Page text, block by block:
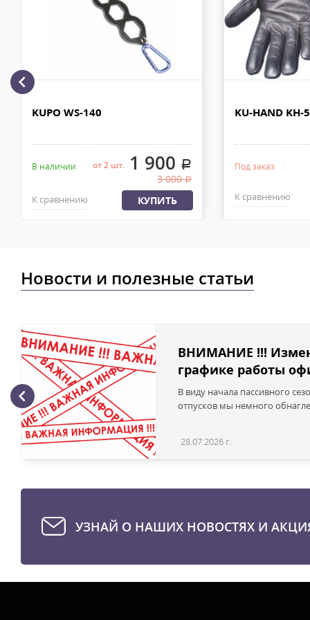
110х90х80 см. Сроки доставки 2-4 рабочих дня. Стоимость
рублей. Документы отправляем с заказом или по ЭДО.
Доставка по Москве, МО и России - EMS ПОЧТА РОССИИ
Отправку заказа курьерской службой EMS осуществляем из
KUPO WS-140
В наличии от 2 шт.1 900 .
3 000.
К сравнению КУПИТЬ
KU-HAND KH-
Под заказ
К сравнению
Новости и полезные статьи
ВНИМАНИЕ !!!
графике работы
В виду начала пассивного
отпусков мы немного
28.07.2026 г.
УЗНАЙ О НАШИХ НОВОСТЯХ И